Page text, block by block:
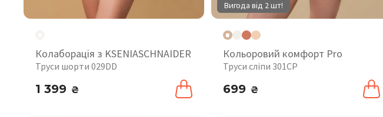
Колаборація з KSENIASCHNAIDER
Труси шорти 029DD
1 399 ₴
Вигода від 2 шт!
Кольоровий комфорт Pro
Труси сліпи 301CP
699 ₴